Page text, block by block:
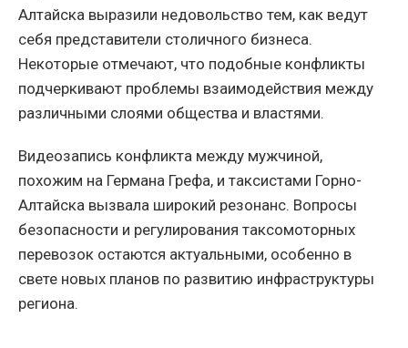
Алтайска выразили недовольство тем, как ведут
себя представители столичного бизнеса.
Некоторые отмечают, что подобные конфликты
подчеркивают проблемы взаимодействия между
различными слоями общества и властями.
Видеозапись конфликта между мужчиной,
похожим на Германа Грефа, и таксистами Горно-
Алтайска вызвала широкий резонанс. Вопросы
безопасности и регулирования таксомоторных
перевозок остаются актуальными, особенно в
свете новых планов по развитию инфраструктуры
региона.